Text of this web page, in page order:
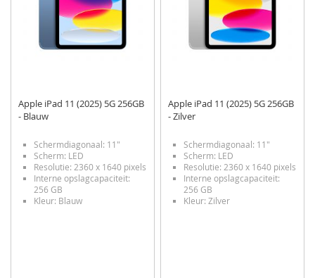
Apple iPad 11 (2025) 5G 256GB
- Blauw
Schermdiagonaal: 11"
Scherm: LED
Resolutie: 2360 x 1640 pixels
Interne opslagcapaciteit:
256 GB
Kleur: Blauw
Apple iPad 11 (2025) 5G 256GB
- Zilver
Schermdiagonaal: 11"
Scherm: LED
Resolutie: 2360 x 1640 pixels
Interne opslagcapaciteit:
256 GB
Kleur: Zilver